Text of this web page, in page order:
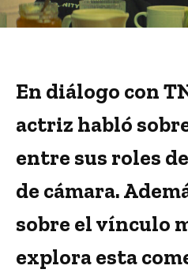
En diálogo con
actriz habló
entre sus roles
de cámara.
sobre el vínculo
explora esta